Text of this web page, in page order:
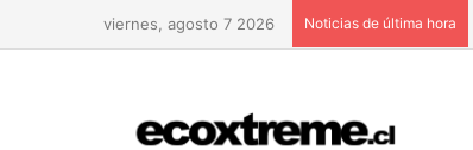
viernes, agosto 7 2026 Noticias de última hora